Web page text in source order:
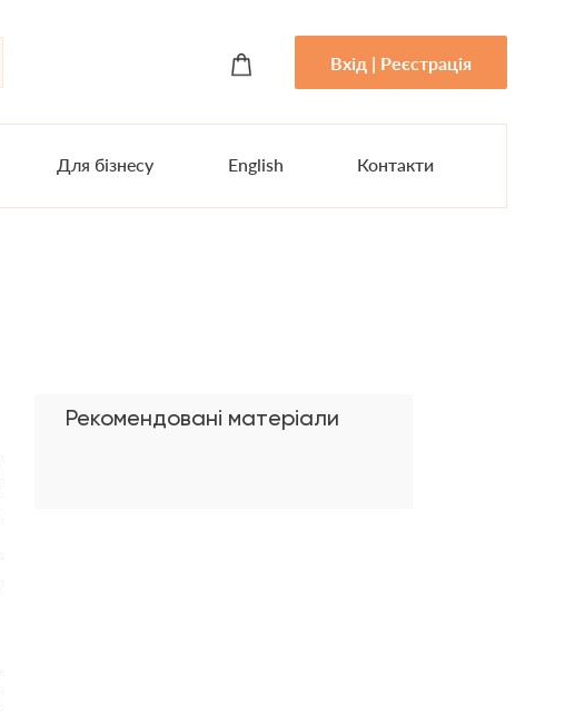
Вхід | Реєстрація
Для бізнесу English Контакти
Рекомендовані матеріали